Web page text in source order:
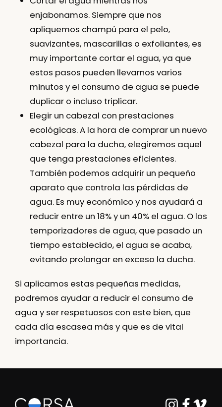
enjabonamos. Siempre que nos
apliquemos champú para el pelo,
suavizantes, mascarillas o exfoliantes, es
muy importante cortar el agua, ya que
estos pasos pueden llevarnos varios
minutos y el consumo de agua se puede
duplicar o incluso triplicar.
Elegir un cabezal con prestaciones
ecológicas. A la hora de comprar un nuevo
cabezal para la ducha, elegiremos aquel
que tenga prestaciones eficientes.
También podemos adquirir un pequeño
aparato que controla las pérdidas de
agua. Es muy económico y nos ayudará a
reducir entre un 18% y un 40% el agua. O los
temporizadores de agua, que pasado un
tiempo establecido, el agua se acaba,
evitando prolongar en exceso la ducha.
Si aplicamos estas pequeñas medidas,
podremos ayudar a reducir el consumo de
agua y ser respetuosos con este bien, que
cada día escasea más y que es de vital
importancia.